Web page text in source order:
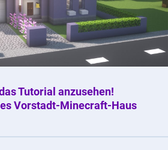
Tutorial anzusehen!
Vorstadt-Minecraft-Haus